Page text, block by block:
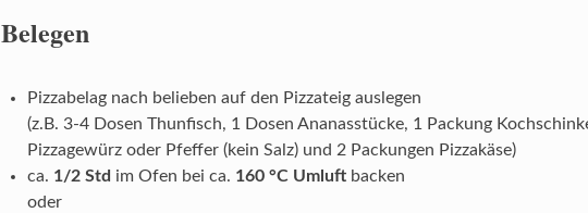
Belegen
Pizzabelag nach belieben auf den Pizzateig auslegen
(z.B. 3-4 Dosen Thunfisch, 1 Dosen Ananasstücke, 1 Packung
Pizzagewürz oder Pfeffer (kein Salz) und 2 Packungen Pizzakäse)
ca. 1/2 Std im Ofen bei ca. 160 °C Umluftbacken
oder